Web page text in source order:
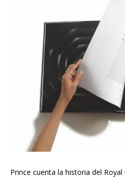
Prince cuenta la historia del